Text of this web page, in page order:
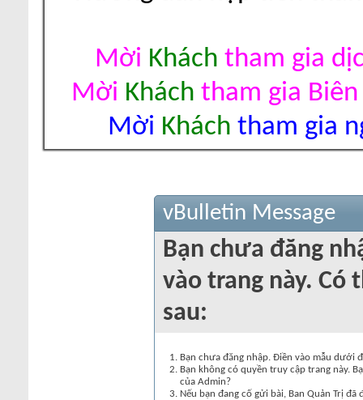
Mời Khách tham gia
Mời Khách tham gia
Mời Khách tham gia
vBulletin Message
Bạn chưa đăng
vào trang này. Có
sau:
Bạn chưa đăng nhập. Điền vào mẫu dưới
Bạn không có quyền truy cập trang này.
của Admin?
Nếu bạn đang cố gửi bài, Ban Quản Trị